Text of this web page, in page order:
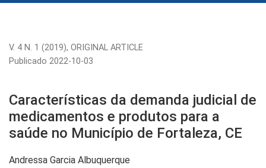
V. 4 N. 1 (2019), ORIGINAL ARTICLE
Características da demanda judicial de
medicamentos e produtos para a
saúde no Município de Fortaleza, CE
Publicado 2022-10-03
Andressa Garcia Albuquerque